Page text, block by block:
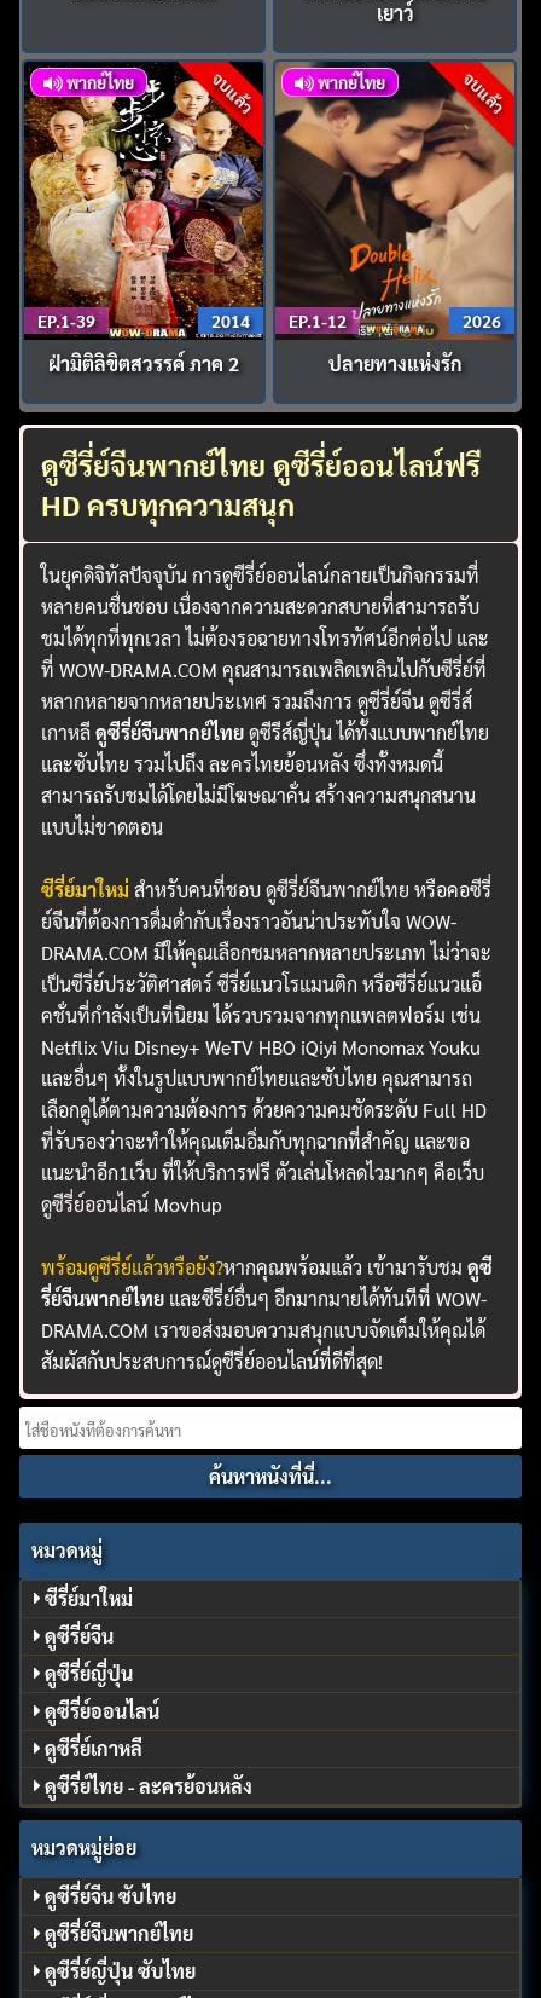
เยาว์
จบแล้ว
พากย์ไทย
EP.1-39 2014
ฝ่ามิติลิขิตสวรรค์ ภาค 2
จบแล้ว
พากย์ไทย
EP.1-12 2026
ปลายทางแห่งรัก
ดูซีรี่ย์จีนพากย์ไทย ดูซีรี่ย์ออนไลน์ฟรี
HD ครบทุกความสนุก
ในยุคดิจิทัลปัจจุบัน การดูซีรี่ย์ออนไลน์กลายเป็นกิจกรรมที่
หลายคนชื่นชอบ เนื่องจากความสะดวกสบายที่สามารถรับ
ชมได้ทุกที่ทุกเวลา ไม่ต้องรอฉายทางโทรทัศน์อีกต่อไป และ
ที่ WOW-DRAMA.COM คุณสามารถเพลิดเพลินไปกับซีรี่ย์ที่
หลากหลายจากหลายประเทศ รวมถึงการ ดูซีรี่ย์จีน ดูซีรี่ส์
เกาหลีดูซีรี่ย์จีนพากย์ไทยดูซีรีส์ญี่ปุ่น ได้ทั้งแบบพากย์ไทย
และซับไทย รวมไปถึง ละครไทยย้อนหลัง ซึ่งทั้งหมดนี้
สามารถรับชมได้โดยไม่มีโฆษณาคั่น สร้างความสนุกสนาน
แบบไม่ขาดตอน
ซีรี่ย์มาใหม่ สำหรับคนที่ชอบดูซีรี่ย์จีนพากย์ไทย หรือคอซีรี่
ย์จีนที่ต้องการดื่มด่ำกับเรื่องราวอันน่าประทับใจ WOW-
DRAMA.COM มีให้คุณเลือกชมหลากหลายประเภท ไม่ว่าจะ
เป็นซีรี่ย์ประวัติศาสตร์ ซีรี่ย์แนวโรแมนติก หรือซีรี่ย์แนวแอ็
คชั่นที่กำลังเป็นที่นิยม ได้รวบรวมจากทุกแพลตฟอร์ม เช่น
Netflix Viu Disney+ WeTV HBO iQiyi Monomax Youku
และอื่นๆ ทั้งในรูปแบบพากย์ไทยและซับไทย คุณสามารถ
เลือกดูได้ตามความต้องการ ด้วยความคมชัดระดับ Full HD
ที่รับรองว่าจะทำให้คุณเต็มอิ่มกับทุกฉากที่สำคัญ และขอ
แนะนำอีก1เว็บ ที่ให้บริการฟรี ตัวเล่นโหลดไวมากๆ คือเว็บ
ดูซีรี่ย์ออนไลน์ Movhup
พร้อมดูซีรี่ย์แล้วหรือยัง?หากคุณพร้อมแล้ว เข้ามารับชมดูซี
รี่ย์จีนพากย์ไทย และซีรี่ย์อื่นๆ อีกมากมายได้ทันทีที่ WOW-
DRAMA.COM เราขอส่งมอบความสนุกแบบจัดเต็มให้คุณได้
สัมผัสกับประสบการณ์ดูซีรี่ย์ออนไลน์ที่ดีที่สุด!
Search
for:
หมวดหมู่
ซีรี่ย์มาใหม่
ดูซีรี่ย์จีน
ดูซีรี่ย์ญี่ปุ่น
ดูซีรี่ย์ออนไลน์
ดูซีรี่ย์เกาหลี
ดูซีรี่ย์ไทย - ละครย้อนหลัง
หมวดหมู่ย่อย
ดูซีรี่ย์จีน ซับไทย
ดูซีรี่ย์จีนพากย์ไทย
ดูซีรี่ย์ญี่ปุ่น ซับไทย